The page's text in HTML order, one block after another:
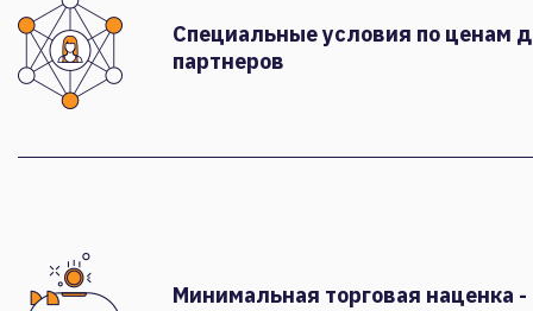
Специальные условия по ценам
партнеров
Минимальная торговая наценка